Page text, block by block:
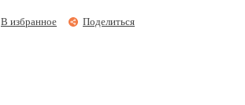
В избранное Поделиться